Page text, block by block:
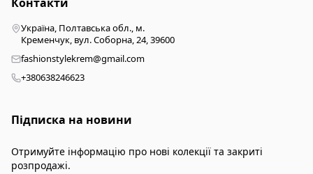
Україна, Полтавська обл., м.
Кременчук, вул. Соборна, 24, 39600
fashionstylekrem@gmail.com
+380638246623
Підписка на новини
Отримуйте інформацію про нові колекції та закриті
розпродажі.